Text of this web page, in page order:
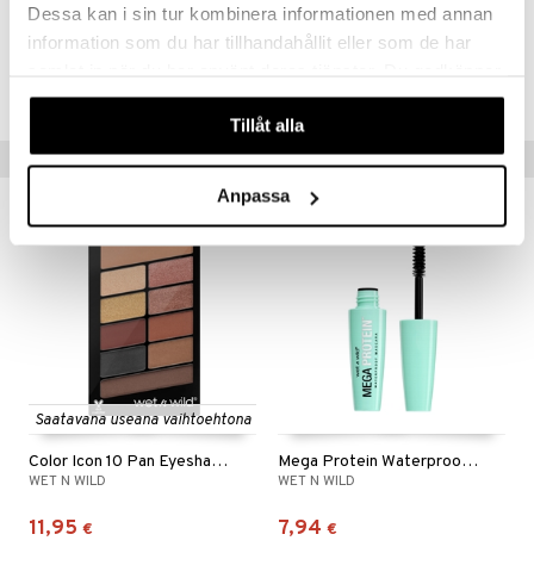
Dessa kan i sin tur kombinera informationen med annan
information som du har tillhandahållit eller som de har
våra cookies vid fortsatt användande av vår webbplats.
Tillåt alla
Anpassa
Tuotenumero
Vinkkejä sinulle
Saatavana useana vaihtoehtona
Color Icon 10 Pan Eyeshadow Palette
WET N WILD
11,95 €
Mega Protein Waterproof Mascara
WET N WILD
7,94 €